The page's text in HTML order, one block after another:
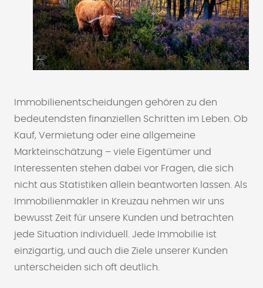
Immobilienentscheidungen gehören zu den
bedeutendsten finanziellen Schritten im Leben. Ob
Kauf, Vermietung oder eine allgemeine
Markteinschätzung – viele Eigentümer und
Interessenten stehen dabei vor Fragen, die sich
nicht aus Statistiken allein beantworten lassen. Als
Immobilienmakler in Kreuzau nehmen wir uns
bewusst Zeit für unsere Kunden und betrachten
jede Situation individuell. Jede Immobilie ist
einzigartig, und auch die Ziele unserer Kunden
unterscheiden sich oft deutlich.